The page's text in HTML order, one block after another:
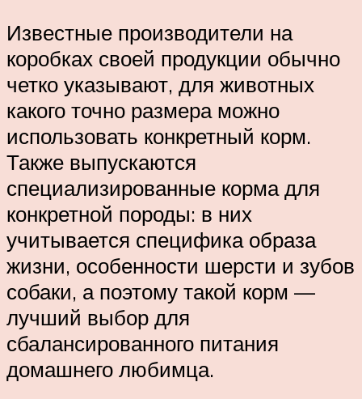
Известные производители на
коробках своей продукции обычно
четко указывают, для животных
какого точно размера можно
использовать конкретный корм.
Также выпускаются
специализированные корма для
конкретной породы: в них
учитывается специфика образа
жизни, особенности шерсти и зубов
собаки, а поэтому такой корм —
лучший выбор для
сбалансированного питания
домашнего любимца.